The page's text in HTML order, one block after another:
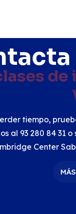
tiempo,
al 93 280 84 31
Center